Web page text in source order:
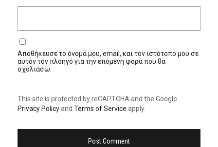
Αποθήκευσε το όνομά μου, email, και τον ιστότοπο μου σε
αυτόν τον πλοηγό για την επόμενη φορά που θα
σχολιάσω.
This site is protected by reCAPTCHA and the Google
Privacy Policyand Terms of Service apply.